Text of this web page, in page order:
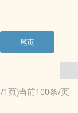
尾页
/1页)当前100条/页